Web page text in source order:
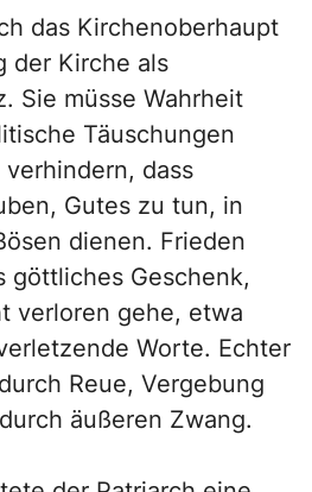
das Kirchenoberhaupt
der Kirche als
Sie müsse Wahrheit
Täuschungen
dass
Gutes zu tun, in
dienen. Frieden
göttliches Geschenk,
verloren gehe, etwa
Worte. Echter
Reue, Vergebung
äußeren Zwang.